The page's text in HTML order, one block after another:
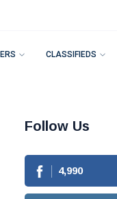
CLASSIFIEDS
Follow Us
4,990